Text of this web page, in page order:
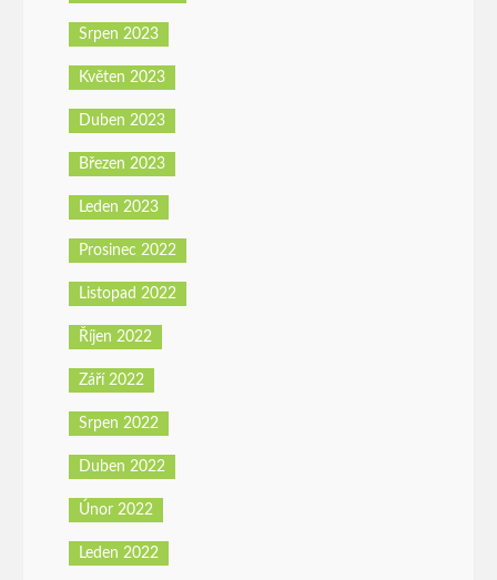
Srpen 2023
Květen 2023
Duben 2023
Březen 2023
Leden 2023
Prosinec 2022
Listopad 2022
Říjen 2022
Září 2022
Srpen 2022
Duben 2022
Únor 2022
Leden 2022